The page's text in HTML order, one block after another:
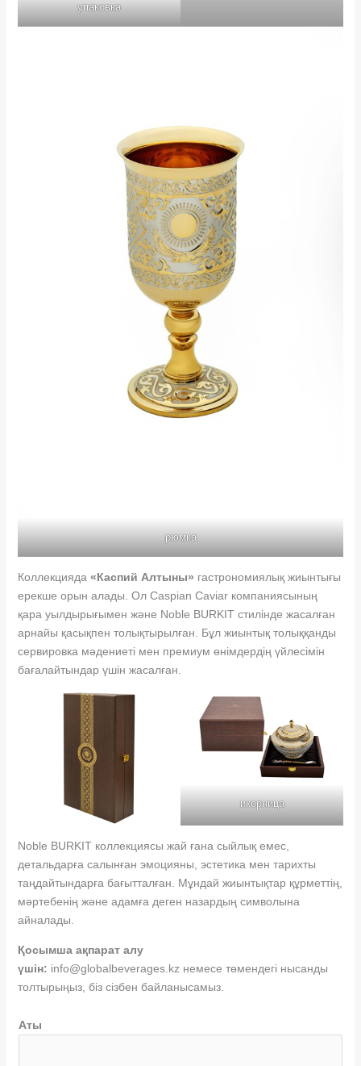
упаковка
рюмка
Коллекцияда «Каспий Алтыны» гастрономиялық жиынтығы
ерекше орын алады. Ол Caspian Caviar компаниясының
қара уылдырығымен және Noble BURKIT стилінде жасалған
арнайы қасықпен толықтырылған. Бұл жиынтық толыққанды
сервировка мәдениеті мен премиум өнімдердің үйлесімін
бағалайтындар үшін жасалған.
икорница
Noble BURKIT коллекциясы жай ғана сыйлық емес,
детальдарға салынған эмоцияны, эстетика мен тарихты
таңдайтындарға бағытталған. Мұндай жиынтықтар құрметтің,
мәртебенің және адамға деген назардың символына
айналады.
Қосымша ақпарат алу
үшін: info@globalbeverages.kz немесе төмендегі нысанды
толтырыңыз, біз сізбен байланысамыз.
Аты